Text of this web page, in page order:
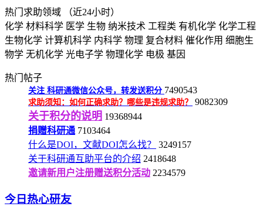
热门求助领域
（近24小时）
化学 材料科学 医学 生物 纳米技术 工程类 有机化学 化学工程
生物化学 计算机科学 内科学 物理 复合材料 催化作用 细胞生
物学 无机化学 光电子学 物理化学 电极 基因
热门帖子
关注 科研通微信公众号，转发送积分 7490543
求助须知：如何正确求助？哪些是违规求助？ 9082309
关于积分的说明 19368944
捐赠科研通 7103464
什么是DOI，文献DOI怎么找？
3249157
关于科研通互助平台的介绍 2418648
邀请新用户注册赠送积分活动 2234579
今日热心研友